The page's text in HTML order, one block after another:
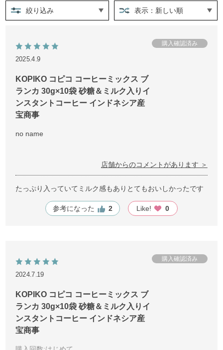
絞り込み 表示：新しい順
2025.4.9
KOPIKO コピコ コーヒーミックス ブ
ランカ 30g×10袋 砂糖＆ミルク入りイ
ンスタントコーヒー インドネシア産
宝商事
no name
店舗からのコメントがあります ＞
たっぷり入っていてミルク感もありとてもおいしかったです
参考になった 2 Like! 0
2024.7.19
KOPIKO コピコ コーヒーミックス ブ
ランカ 30g×10袋 砂糖＆ミルク入りイ
ンスタントコーヒー インドネシア産
宝商事